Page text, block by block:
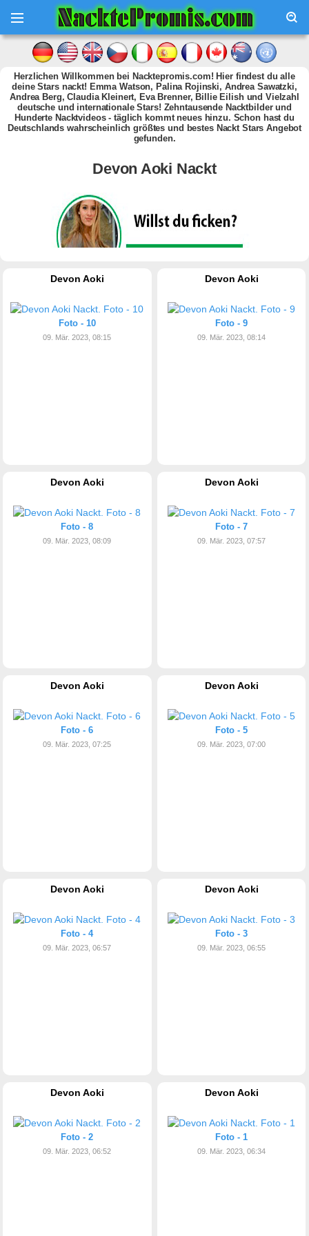
Herzlichen Willkommen bei Nacktepromis.com! Hier findest du alle
deine Stars nackt! Emma Watson, Palina Rojinski, Andrea Sawatzki,
Andrea Berg, Claudia Kleinert, Eva Brenner, Billie Eilish und Vielzahl
deutsche und internationale Stars! Zehntausende Nacktbilder und
Hunderte Nacktvideos - täglich kommt neues hinzu. Schon hast du
Deutschlands wahrscheinlich größtes und bestes Nackt Stars Angebot
gefunden.
Devon Aoki Nackt
Devon Aoki
Foto - 10
09. Mär. 2023, 08:15
Devon Aoki
Foto - 9
09. Mär. 2023, 08:14
Devon Aoki
Foto - 8
09. Mär. 2023, 08:09
Devon Aoki
Foto - 7
09. Mär. 2023, 07:57
Devon Aoki
Foto - 6
09. Mär. 2023, 07:25
Devon Aoki
Foto - 5
09. Mär. 2023, 07:00
Devon Aoki
Foto - 4
09. Mär. 2023, 06:57
Devon Aoki
Foto - 3
09. Mär. 2023, 06:55
Devon Aoki
Foto - 2
09. Mär. 2023, 06:52
Devon Aoki
Foto - 1
09. Mär. 2023, 06:34